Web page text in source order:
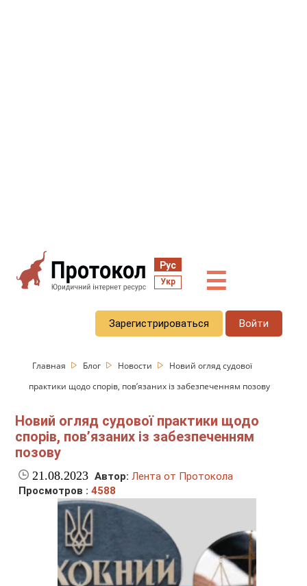
Рус
Укр ☰
Зарегистрироваться Войти
Главная Блог Новости
Новий огляд судової
практики щодо спорів, пов’язаних із забезпеченням позову
Новий огляд судової практики щодо
спорів, пов’язаних із забезпеченням
позову
21.08.2023 Автор: Лента от Протокола
Просмотров :4588